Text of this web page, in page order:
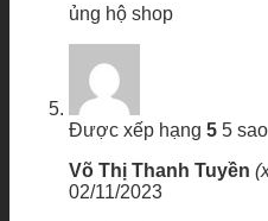
ủng hộ shop
Được xếp hạng 5 5 sao
Võ Thị Thanh Tuyền
02/11/2023